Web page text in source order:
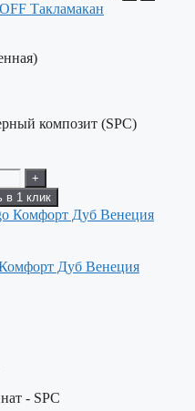
Такламакан
композит (SPC)
+
в 1 клик
Дуб Венеция
- SPC